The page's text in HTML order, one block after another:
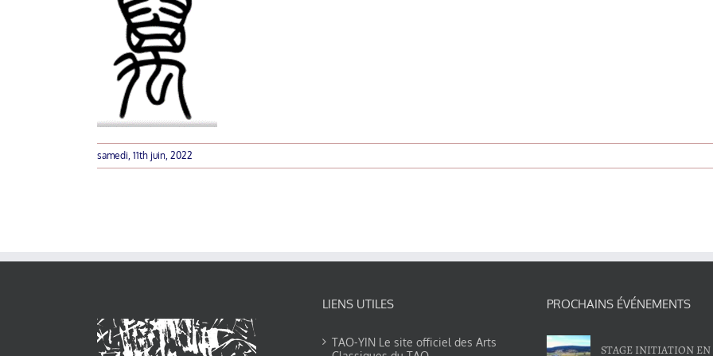
samedi, 11th juin, 2022
LIENS UTILES
TAO-YIN Le site officiel des Arts
PROCHAINS ÉVÉNEMENTS
STAGE INITIATION EN